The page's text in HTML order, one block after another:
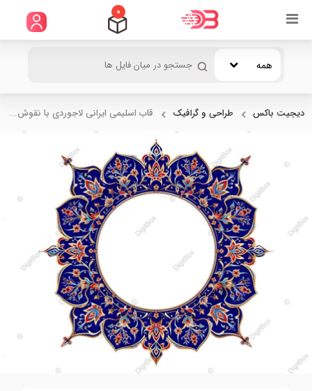
0
همه
دیجیت باکس طراحی و گرافیک قاب اسلیمی ایرانی لاجوردی با نقوش...